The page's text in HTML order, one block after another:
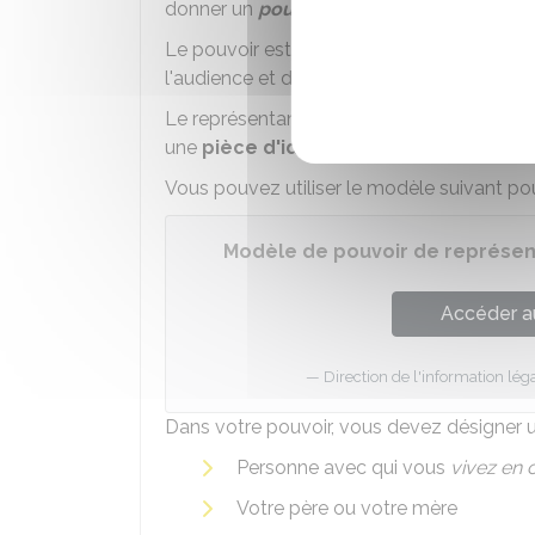
donner un pouvoir
Le pouvoir est un
qui
l'audience et de prendre la parole à votre
Le représentant désigné doit être
une pièce d'identité
Vous pouvez utiliser le modèle suivant
Modèle de pouvoir de
Accéder
Direction de l'information
Dans votre pouvoir, vous devez désigner
Personne avec qui vous vivez en
Votre père ou votre mère